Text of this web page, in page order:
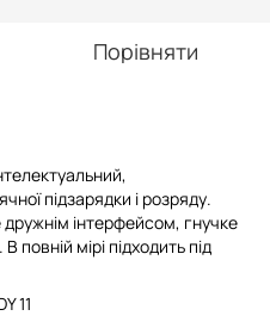
Порівняти
підзарядки і розряду.
інтерфейсом, гнучке
повній мірі підходить під